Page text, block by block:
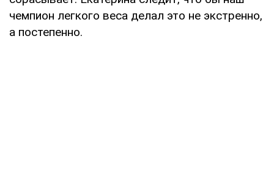
чемпион легкого веса делал это не экстренно,
а постепенно.